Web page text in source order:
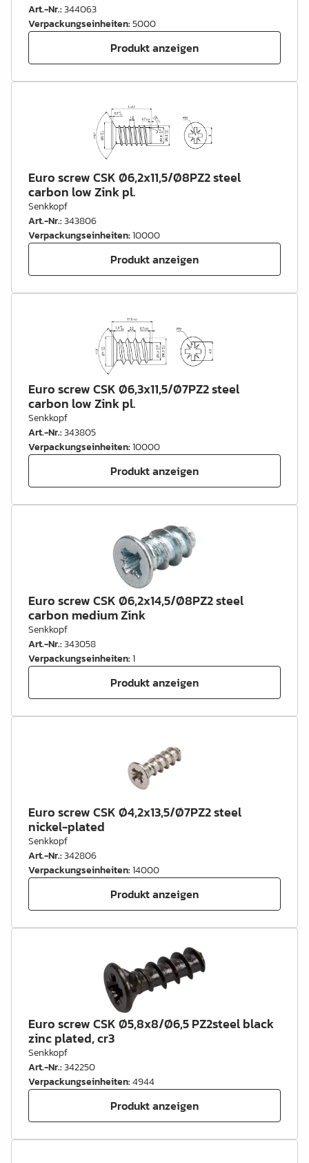
Art.-Nr.:344063
Verpackungseinheiten:5000
Produkt anzeigen
Euro screw CSK Ø6,2x11,5/Ø8PZ2 steel
carbon low Zink pl.
Senkkopf
Art.-Nr.:343806
Verpackungseinheiten:10000
Produkt anzeigen
Euro screw CSK Ø6,3x11,5/Ø7PZ2 steel
carbon low Zink pl.
Senkkopf
Art.-Nr.:343805
Verpackungseinheiten:10000
Produkt anzeigen
Euro screw CSK Ø6,2x14,5/Ø8PZ2 steel
carbon medium Zink
Senkkopf
Art.-Nr.:343058
Verpackungseinheiten:1
Produkt anzeigen
Euro screw CSK Ø4,2x13,5/Ø7PZ2 steel
nickel-plated
Senkkopf
Art.-Nr.:342806
Verpackungseinheiten:14000
Produkt anzeigen
Euro screw CSK Ø5,8x8/Ø6,5 PZ2steel black
zinc plated, cr3
Senkkopf
Art.-Nr.:342250
Verpackungseinheiten:4944
Produkt anzeigen